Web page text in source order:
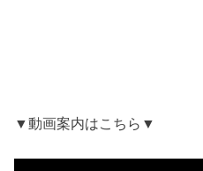
▼動画案内はこちら▼